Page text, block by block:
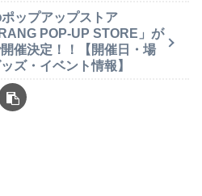
ップアップストア
POP-UP STORE」が
催決定！！【開催日・場
ズ・イベント情報】